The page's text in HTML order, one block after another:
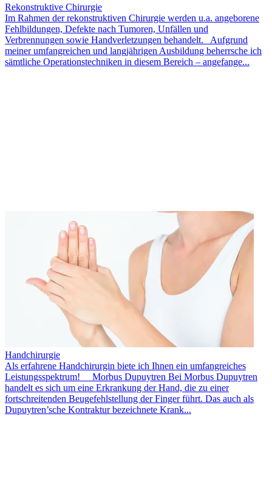
Rekonstruktive Chirurgie
Im Rahmen der rekonstruktiven Chirurgie werden u.a. angeborene
Fehlbildungen, Defekte nach Tumoren, Unfällen und
Verbrennungen sowie Handverletzungen behandelt. Aufgrund
meiner umfangreichen und langjährigen Ausbildung beherrsche ich
sämtliche Operationstechniken in diesem Bereich – angefange...
Handchirurgie
Als erfahrene Handchirurgin biete ich Ihnen ein umfangreiches
Leistungsspektrum! Morbus Dupuytren Bei Morbus Dupuytren
handelt es sich um eine Erkrankung der Hand, die zu einer
fortschreitenden Beugefehlstellung der Finger führt. Das auch als
Dupuytren’sche Kontraktur bezeichnete Krank...